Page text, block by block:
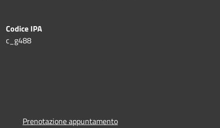
Codice IPA
c_g488
Prenotazione appuntamento